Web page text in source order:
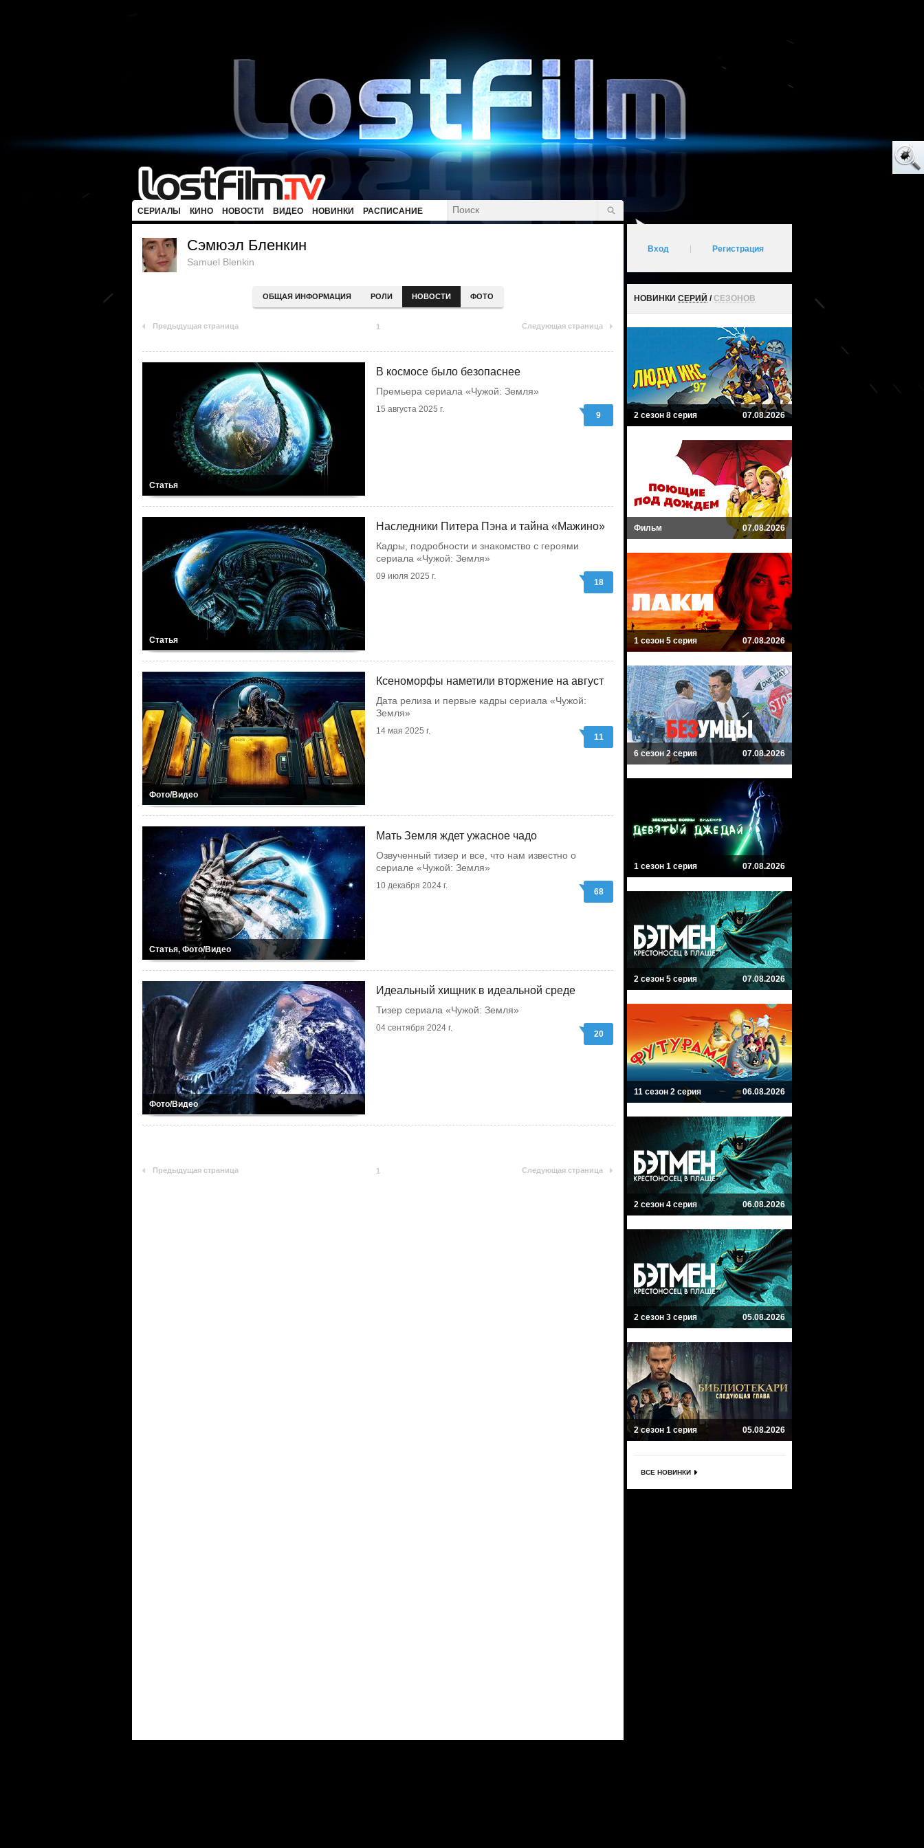
СЕРИАЛЫ КИНО НОВОСТИ ВИДЕО НОВИНКИ РАСПИСАНИЕ
Сэмюэл Бленкин
Samuel Blenkin
ОБЩАЯ ИНФОРМАЦИЯ РОЛИ НОВОСТИ ФОТО
Предыдущая страница 1 Следующая страница
Статья
В космосе было безопаснее
Премьера сериала «Чужой: Земля»
15 августа 2025 г.
9
Статья
Наследники Питера Пэна и тайна «Мажино»
Кадры, подробности и знакомство с героями
сериала «Чужой: Земля»
09 июля 2025 г.
18
Фото/Видео
Ксеноморфы наметили вторжение на август
Дата релиза и первые кадры сериала «Чужой:
Земля»
14 мая 2025 г.
11
Статья, Фото/Видео
Мать Земля ждет ужасное чадо
Озвученный тизер и все, что нам известно о
сериале «Чужой: Земля»
10 декабря 2024 г.
68
Фото/Видео
Идеальный хищник в идеальной среде
Тизер сериала «Чужой: Земля»
04 сентября 2024 г.
20
Предыдущая страница 1 Следующая страница
Вход Регистрация
НОВИНКИ СЕРИЙ /СЕЗОНОВ
2 сезон 8 серия 07.08.2026
Фильм 07.08.2026
1 сезон 5 серия 07.08.2026
6 сезон 2 серия 07.08.2026
1 сезон 1 серия 07.08.2026
2 сезон 5 серия 07.08.2026
11 сезон 2 серия 06.08.2026
2 сезон 4 серия 06.08.2026
2 сезон 3 серия 05.08.2026
2 сезон 1 серия 05.08.2026
ВСЕ НОВИНКИ